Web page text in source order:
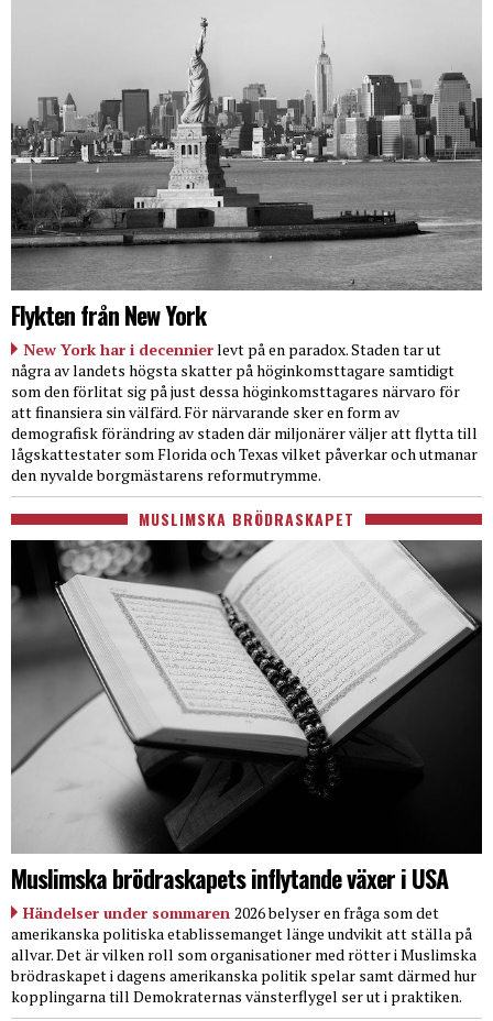
Flykten från New York
New York har i decennierlevt på en paradox. Staden tar ut
några av landets högsta skatter på höginkomsttagare samtidigt
som den förlitat sig på just dessa höginkomsttagares närvaro för
att finansiera sin välfärd. För närvarande sker en form av
demografisk förändring av staden där miljonärer väljer att flytta till
lågskattestater som Florida och Texas vilket påverkar och utmanar
den nyvalde borgmästarens reformutrymme.
MUSLIMSKA BRÖDRASKAPET
Muslimska brödraskapets inflytande växer i USA
Händelser under sommaren 2026 belyser en fråga som det
amerikanska politiska etablissemanget länge undvikit att ställa på
allvar. Det är vilken roll som organisationer med rötter i Muslimska
brödraskapet i dagens amerikanska politik spelar samt därmed hur
kopplingarna till Demokraternas vänsterflygel ser ut i praktiken.